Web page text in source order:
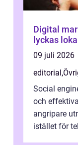
Digital
lyckas
09 juli 2026
editorial ,
Social
och
angripare
istället för